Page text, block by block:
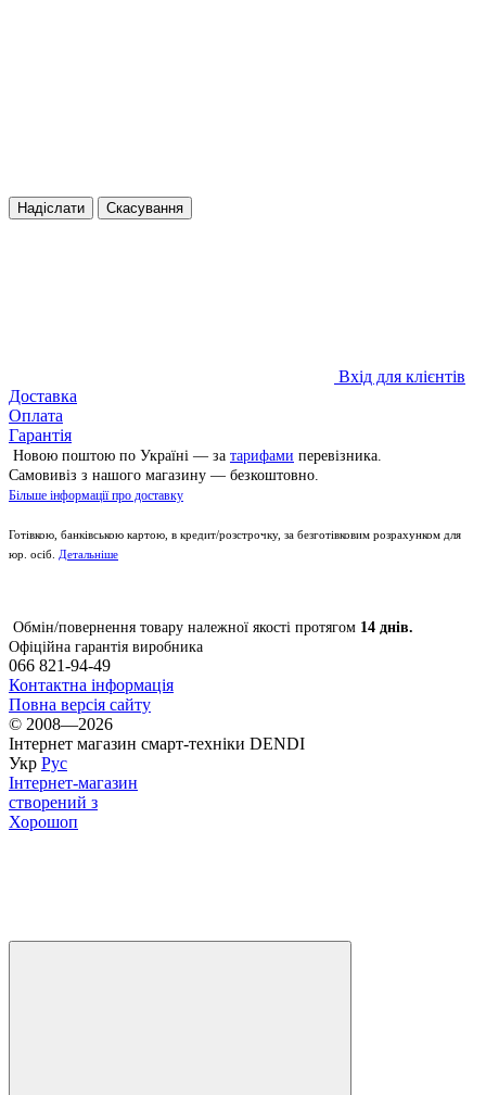
Надіслати Скасування
Вхід для клієнтів
Доставка
Оплата
Гарантія
Новою поштою по Україні — за тарифами перевізника.
Самовивіз з нашого магазину — безкоштовно.
Більше інформації про доставку
Готівкою, банківською картою, в кредит/розстрочку, за безготівковим розрахунком для
юр. осіб. Детальніше
Обмін/повернення товару належної якості протягом 14 днів.
Офіційна гарантія виробника
066 821-94-49
Контактна інформація
Повна версія сайту
© 2008—2026
Інтернет магазин смарт-техніки DENDI
Укр Рус
Інтернет-магазин
створений з
Хорошоп